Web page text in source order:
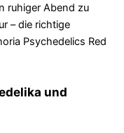
ruhiger Abend zu
– die richtige
Psychedelics Red
und